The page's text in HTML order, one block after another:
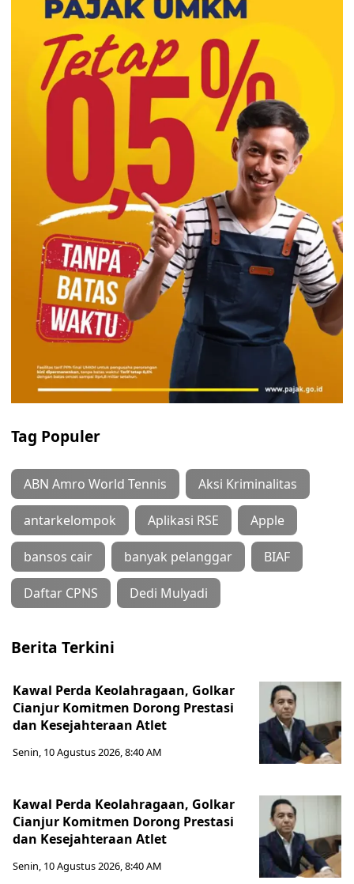
Tag Populer
ABN Amro World Tennis Aksi Kriminalitas
antarkelompok Aplikasi RSE Apple
bansos cair banyak pelanggar BIAF
Daftar CPNS Dedi Mulyadi
Berita Terkini
Kawal Perda Keolahragaan, Golkar
Cianjur Komitmen Dorong Prestasi
dan Kesejahteraan Atlet
Senin, 10 Agustus 2026, 8:40 AM
Kawal Perda Keolahragaan, Golkar
Cianjur Komitmen Dorong Prestasi
dan Kesejahteraan Atlet
Senin, 10 Agustus 2026, 8:40 AM